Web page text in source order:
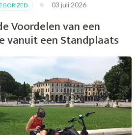
de
Nevada
tijdens
een
Fietsvakantie
Spanje
03 juli 2026
Voordelen van een
vanuit een Standplaats